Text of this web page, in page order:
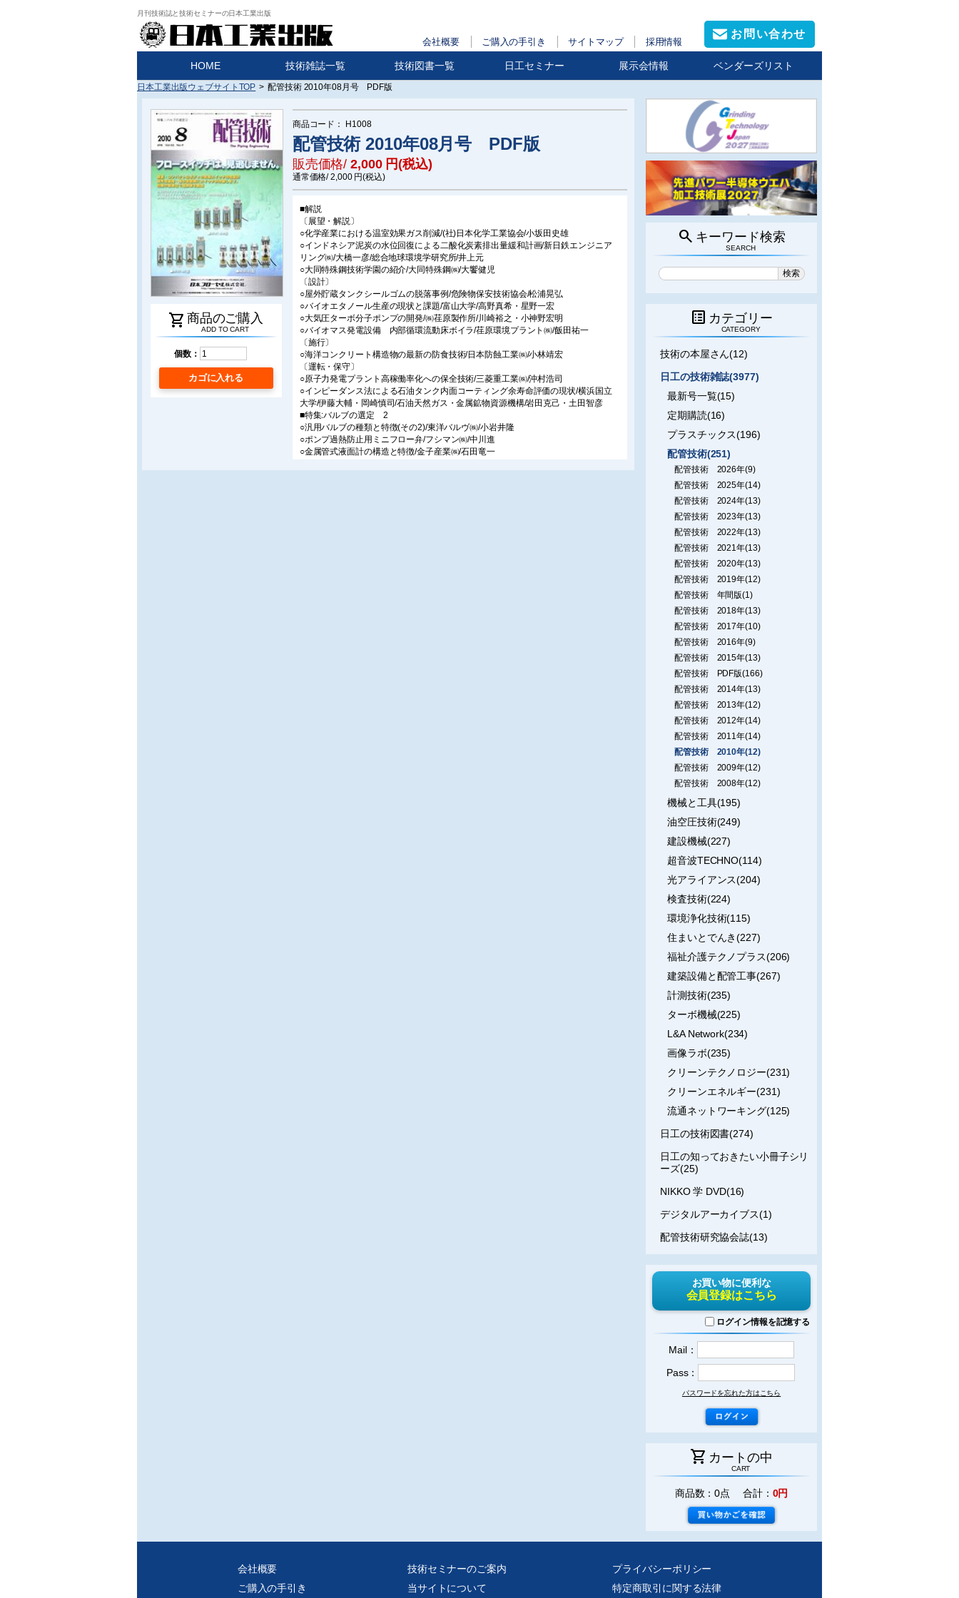
月刊技術誌と技術セミナーの日本工業出版
会社概要 ご購入の手引き サイトマップ 採用情報
お問い合わせ
HOME 技術雑誌一覧 技術図書一覧 日工セミナー 展示会情報 ベンダーズリスト
日本工業出版ウェブサイトTOP > 配管技術 2010年08月号 PDF版
shopping_cart 商品のご購入
ADD TO CART
個数：
カゴに入れる
商品コード： H1008
配管技術 2010年08月号 PDF版
販売価格/ 2,000円(税込)
通常価格/ 2,000円(税込)
■解説
〔展望・解説〕
○化学産業における温室効果ガス削減/(社)日本化学工業協会/小坂田史雄
○インドネシア泥炭の水位回復による二酸化炭素排出量緩和計画/新日鉄エンジニア
リング㈱/大橋一彦/総合地球環境学研究所/井上元
○大同特殊鋼技術学園の紹介/大同特殊鋼㈱/大饗健児
〔設計〕
○屋外貯蔵タンクシールゴムの脱落事例/危険物保安技術協会/松浦晃弘
○バイオエタノール生産の現状と課題/富山大学/高野真希・星野一宏
○大気圧ターボ分子ポンプの開発/㈱荏原製作所/川崎裕之・小神野宏明
○バイオマス発電設備 内部循環流動床ボイラ/荏原環境プラント㈱/飯田祐一
〔施行〕
○海洋コンクリート構造物の最新の防食技術/日本防蝕工業㈱/小林靖宏
〔運転・保守〕
○原子力発電プラント高稼働率化への保全技術/三菱重工業㈱/沖村浩司
○インピーダンス法による石油タンク内面コーティング余寿命評価の現状/横浜国立
大学/伊藤大輔・岡崎慎司/石油天然ガス・金属鉱物資源機構/岩田克己・土田智彦
■特集:バルブの選定 2
○汎用バルブの種類と特徴(その2)/東洋バルヴ㈱/小岩井隆
○ポンプ過熱防止用ミニフロー弁/フシマン㈱/中川進
○金属管式液面計の構造と特徴/金子産業㈱/石田竜一
search キーワード検索
SEARCH
list_alt カテゴリー
CATEGORY
技術の本屋さん(12)
日工の技術雑誌(3977)
最新号一覧(15)
定期購読(16)
プラスチックス(196)
配管技術(251)
配管技術 2026年(9)
配管技術 2025年(14)
配管技術 2024年(13)
配管技術 2023年(13)
配管技術 2022年(13)
配管技術 2021年(13)
配管技術 2020年(13)
配管技術 2019年(12)
配管技術 年間版(1)
配管技術 2018年(13)
配管技術 2017年(10)
配管技術 2016年(9)
配管技術 2015年(13)
配管技術 PDF版(166)
配管技術 2014年(13)
配管技術 2013年(12)
配管技術 2012年(14)
配管技術 2011年(14)
配管技術 2010年(12)
配管技術 2009年(12)
配管技術 2008年(12)
機械と工具(195)
油空圧技術(249)
建設機械(227)
超音波TECHNO(114)
光アライアンス(204)
検査技術(224)
環境浄化技術(115)
住まいとでんき(227)
福祉介護テクノプラス(206)
建築設備と配管工事(267)
計測技術(235)
ターボ機械(225)
L&A Network(234)
画像ラボ(235)
クリーンテクノロジー(231)
クリーンエネルギー(231)
流通ネットワーキング(125)
日工の技術図書(274)
日工の知っておきたい小冊子シリ
ーズ(25)
NIKKO 学 DVD(16)
デジタルアーカイブス(1)
配管技術研究協会誌(13)
お買い物に便利な
会員登録はこちら
ログイン情報を記憶する
Mail：
Pass：
パスワードを忘れた方はこちら
shopping_cart カートの中
CART
商品数：0点 合計： 0円
会社概要
ご購入の手引き
技術セミナーのご案内
当サイトについて
プライバシーポリシー
特定商取引に関する法律